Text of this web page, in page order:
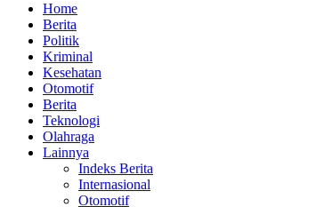
Home
Berita
Politik
Kriminal
Kesehatan
Otomotif
Berita
Teknologi
Olahraga
Lainnya
Indeks Berita
Internasional
Otomotif